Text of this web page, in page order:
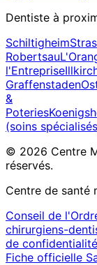
Dentiste à
Schiltigheim
Robertsau
l'Entreprise
Graffenstaden
&
Poteries
(soins
© 2026 Centre
réservés.
Centre de santé
Conseil de
chirurgiens-
de confidentialité
Fiche officielle